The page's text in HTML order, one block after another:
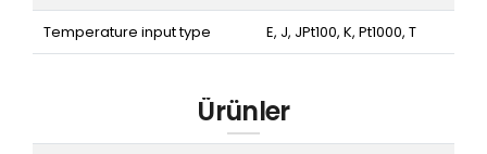
Temperature input type E, J, JPt100, K, Pt1000, T
Ürünler